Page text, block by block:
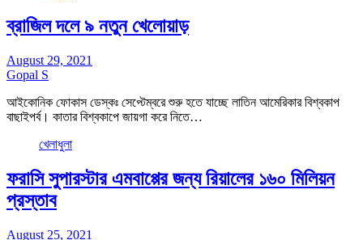
ব্রাজিল দলে ৯ নতুন খেলোয়াড়
August 29, 2021
Gopal S
আইকোনিক ফোকাস ডেস্কঃ সেপ্টেম্বরে শুরু হতে যাচ্ছে লাতিন আমেরিকার বিশ্বকাপ
বাছাইপর্ব। কাতার বিশ্বকাপে জায়গা করে নিতে…
খেলাধুলা
ফরাসি সুপারস্টার এমবাপ্পের জন্য রিয়ালের ১৬০ মিলিয়ন
প্রস্তাব
August 25, 2021